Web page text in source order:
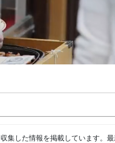
集した情報を掲載しています。